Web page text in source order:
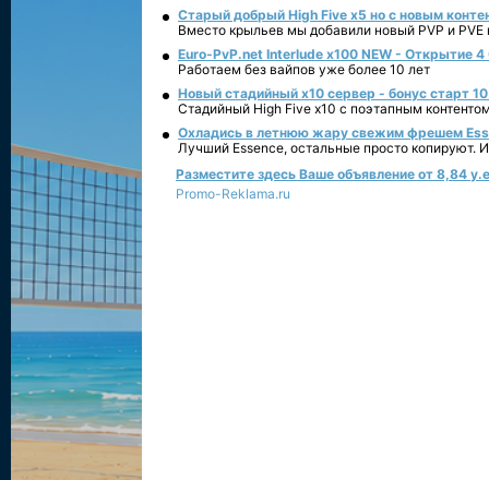
Старый добрый High Five x5 но с новым
Вместо крыльев мы добавили новый PVP и PVE
Euro-PvP.net Interlude х100 NEW - Открытие 4
Работаем без вайпов уже более 10 лет
Новый стадийный х10 сервер - бонус старт
Стадийный High Five x10 с поэтапным
Охладись в летнюю жару свежим фрешем
Лучший Essence, остальные просто копируют.
Разместите здесь Ваше объявление от 8,84
Promo-Reklama.ru